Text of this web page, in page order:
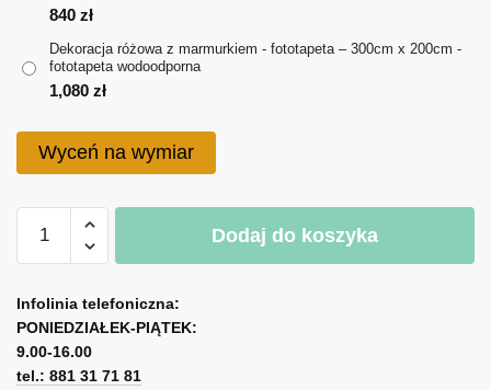
1,080 zł
840 zł
Dekoracja różowa z marmurkiem - fototapeta – 300cm x 200cm -
fototapeta wodoodporna
1,080 zł
Wyceń na wymiar
Dekoracja
z
marmurkiem
-
fototapeta
Dodaj do koszyka
l
t
e
r
Infolinia telefoniczna:
PONIEDZIAŁEK-PIĄTEK:
9.00-16.00
tel.: 881 31 71 81